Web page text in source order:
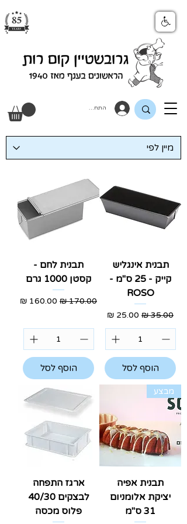
התחבר
תבנית אינגליש
קייק - 25 ס"מ -
ROSO
מחיר רגיל מחיר מבצע
הוסף לסל
תבנית לחם -
קסטן 1000 גרם
מחיר רגיל מחיר מבצע
הוסף לסל
מבצע
תבנית אפיה
יציקת אלומניום
31 ס"מ
ארגז התפחה
לבצקים 40/30
פלוס מכסה